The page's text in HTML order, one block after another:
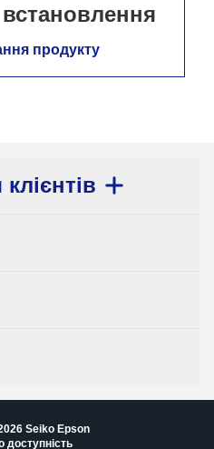
продукту
Seiko Epson
доступність